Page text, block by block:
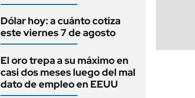
Dólar hoy: a cuánto cotiza
este viernes 7 de agosto
El oro trepa a su máximo en
casi dos meses luego del mal
dato de empleo en EEUU